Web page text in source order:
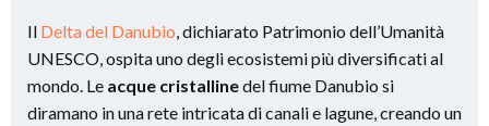
Il Delta del Danubio, dichiarato Patrimonio dell’Umanità
UNESCO, ospita uno degli ecosistemi più diversificati al
mondo. Le acque cristallinedel fiume Danubio si
diramano in una rete intricata di canali e lagune, creando un